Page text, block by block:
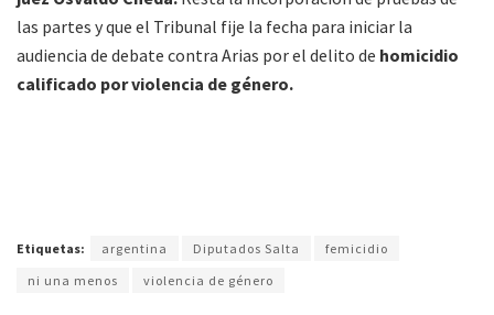
las partes y que el Tribunal fije la fecha para iniciar la
audiencia de debate contra Arias por el delito de homicidio
calificado por violencia de género.
Etiquetas: argentina Diputados Salta
femicidio
ni una menos
violencia de género